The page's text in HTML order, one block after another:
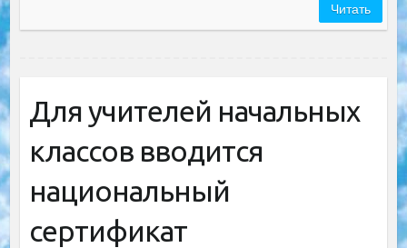
Читать
Для учителей начальных
классов вводится
национальный
сертификат